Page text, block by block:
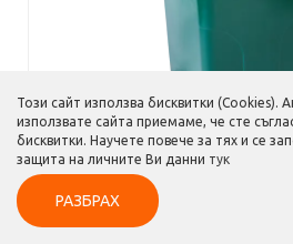
Този сайт използва бисквитки (Cookies).
използвате сайта приемаме, че сте
бисквитки. Научете повече за тях и се
защита на личните Ви данни тук
РАЗБРАХ
Пишете ни